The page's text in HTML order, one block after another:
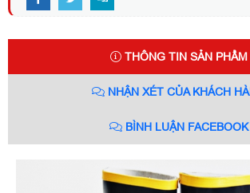
THÔNG TIN SẢN PHẨM
NHẬN XÉT CỦA KHÁCH
BÌNH LUẬN FACEBOOK